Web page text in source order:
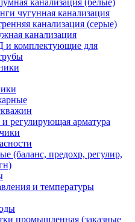
канализация (белые)
чугунная канализация
канализация (серые)
канализация
комплектующие для
регулирующая арматура
(баланс, предохр, регулир,
и температуры
промышленная (заказные